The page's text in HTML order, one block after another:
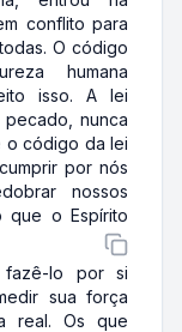
conflito para
O código
humana
isso. A lei
nunca
o código da lei
por nós
nossos
que o Espírito
fazê-lo por si
sua força
real. Os que